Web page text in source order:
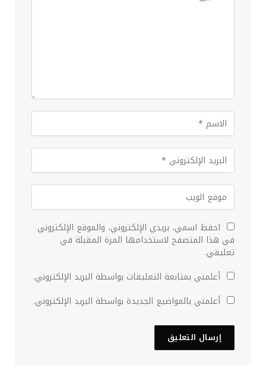
احفظ اسمي، بريدي الإلكتروني، والموقع الإلكتروني
في هذا المتصفح لاستخدامها المرة المقبلة في
تعليقي.
أعلمني بمتابعة التعليقات بواسطة البريد الإلكتروني.
أعلمني بالمواضيع الجديدة بواسطة البريد الإلكتروني.